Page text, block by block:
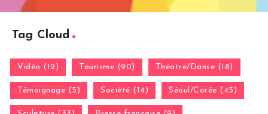
Tag Cloud
Vidéo (12) Tourisme (90) Théatre/Danse (18)
Témoignage (5) Société (14) Séoul/Corée (45)